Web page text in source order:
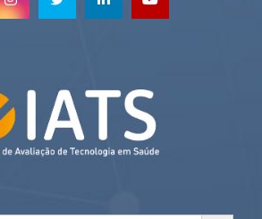
Search Button